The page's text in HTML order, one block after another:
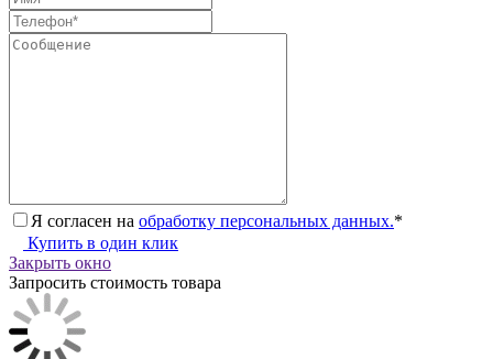
Я согласен на обработку персональных данных.*
Купить в один клик
Закрыть окно
Запросить стоимость товара